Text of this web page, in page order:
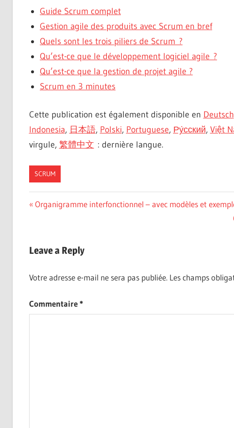
Guide Scrum complet
Gestion agile des produits avec Scrum en bref
Quels sont les trois piliers de Scrum ?
Qu’est-ce que le développement logiciel agile ?
Qu’est-ce que la gestion de projet agile ?
Scrum en 3 minutes
Cette publication est également disponible en Deutsch
Indonesia, 日本語, Polski, Portuguese, Ру́сский, Việt
virgule, 繁體中文 : dernière langue.
SCRUM
Navigation
l’article
Previous
Organigramme interfonctionnel – avec modèles et
Leave a Reply
Votre adresse e-mail ne sera pas publiée. Les champs
Commentaire*